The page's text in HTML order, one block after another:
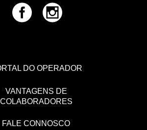
DO OPERADOR
VANTAGENS DE
COLABORADORES
FALE CONNOSCO